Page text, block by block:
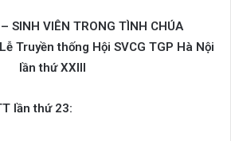
SINH VIÊN TRONG TÌNH CHÚA
Truyền thống Hội SVCG TGP Hà Nội
lần thứ XXIII
lần thứ 23: